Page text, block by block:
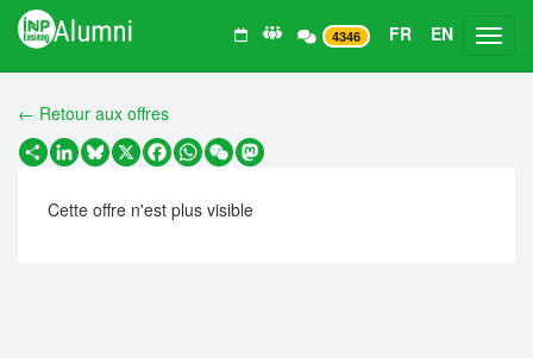
4346 FR EN
← Retour aux offres
PartagerLinkedIn
Bluesky
X Facebook
WhatsApp
WeChatMastodon
Cette offre n'est plus visible